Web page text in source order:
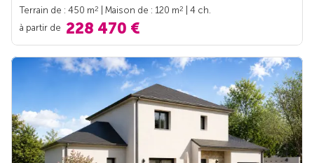
Terrain de : 450 m2 | Maison de : 120 m2
| 4 ch.
à partir de 228 470 €